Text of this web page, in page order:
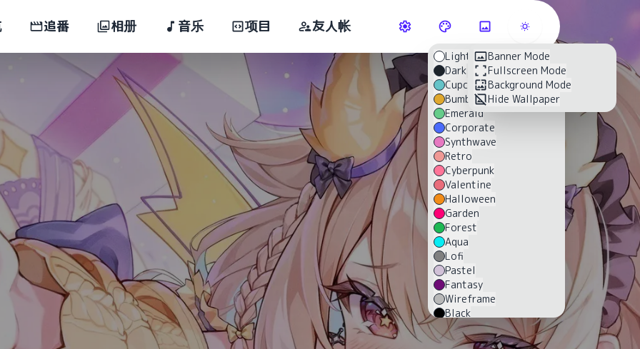
追番 相册 音乐 项目 友人帐
Light
Dark
Cupcake
Bumblebee
Emerald
Corporate
Synthwave
Retro
Cyberpunk
Valentine
Halloween
Garden
Forest
Aqua
Lofi
Pastel
Fantasy
Wireframe
Black
Luxury
Dracula
Banner Mode
Fullscreen Mode
Background Mode
Hide Wallpaper